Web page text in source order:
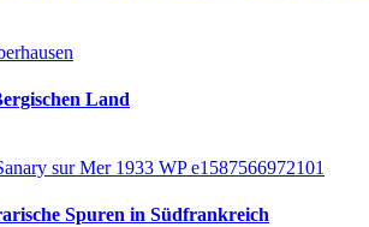
Land
Spuren in Südfrankreich